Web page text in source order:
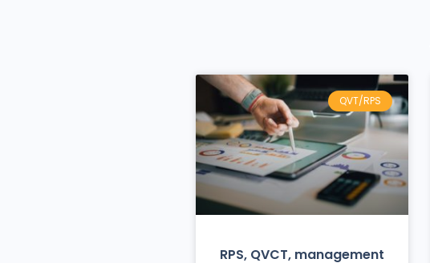
QVT/RPS
RPS, QVCT, management